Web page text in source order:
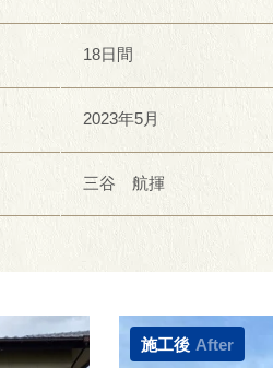
18日間
2023年5月
三谷 航揮
施工後 After